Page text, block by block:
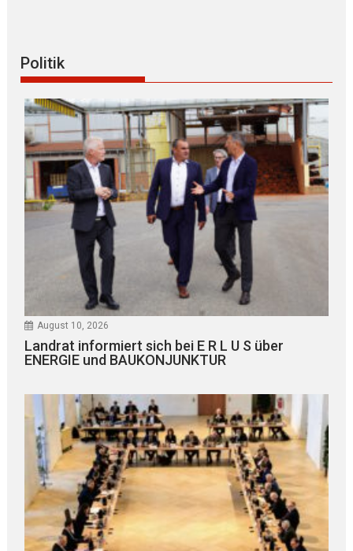
Politik
August 10, 2026
Landrat informiert sich bei E R L U S über
ENERGIE und BAUKONJUNKTUR